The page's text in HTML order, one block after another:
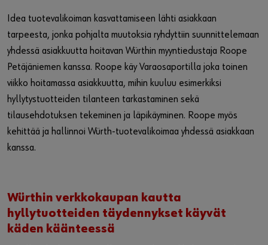
Idea tuotevalikoiman kasvattamiseen lähti asiakkaan
tarpeesta, jonka pohjalta muutoksia ryhdyttiin suunnittelemaan
yhdessä asiakkuutta hoitavan Würthin myyntiedustaja Roope
Petäjäniemen kanssa. Roope käy Varaosaportilla joka toinen
viikko hoitamassa asiakkuutta, mihin kuuluu esimerkiksi
hyllytystuotteiden tilanteen tarkastaminen sekä
tilausehdotuksen tekeminen ja läpikäyminen. Roope myös
kehittää ja hallinnoi Würth-tuotevalikoimaa yhdessä asiakkaan
kanssa.
Würthin verkkokaupan kautta
hyllytuotteiden täydennykset käyvät
käden käänteessä